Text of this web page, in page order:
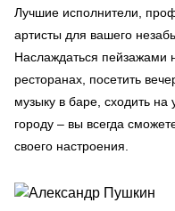
Лучшие исполнители,
артисты для вашего
Наслаждаться пейзажами
ресторанах, посетить
музыку в баре, сходить на
городу – вы всегда
своего настроения.